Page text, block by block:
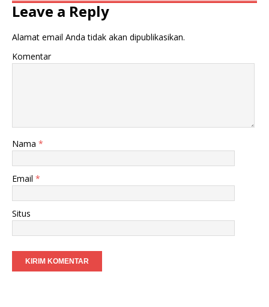
Leave a Reply
Alamat email Anda tidak akan dipublikasikan.
Komentar
Nama *
Email *
Situs